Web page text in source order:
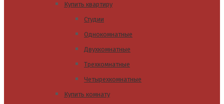
Купить квартиру
Студии
Однокомнатные
Двухкомнатные
Трехкомнатные
Четырехкомнатные
Купить комнату